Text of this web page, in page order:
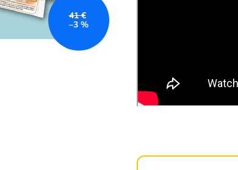
41 €
–3 %